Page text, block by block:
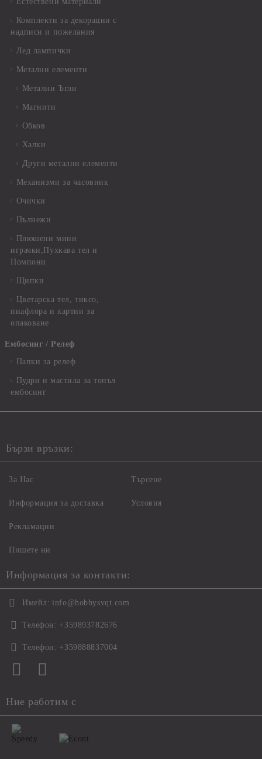
Комплекти за декорации с
надписи и пожелания
Лед лампички
Метални елементи
Метални Ъгли
Магнити
Обков
Халки
Други метални елементи
Механизми за часовник
Очички
Пълнежи
Плюшени мини
играчки,Пухкава тел и
Помпони
Щипки
Цветарска тел, тиксо,
пиафлора и хартии за
опаковане
Ембосинг / Релеф
Папки за релеф
Пудри и мастила за топъл
ембосинг
Бързи връзки:
За Нас
Информация за доставка
Рекламации
Пишете ни
Търсене
Условия
Информация за контакти:
Имейл: info@hobbysvqt.com
Телефон: +359893782676
Телефон: +359888837004
Ние работим с